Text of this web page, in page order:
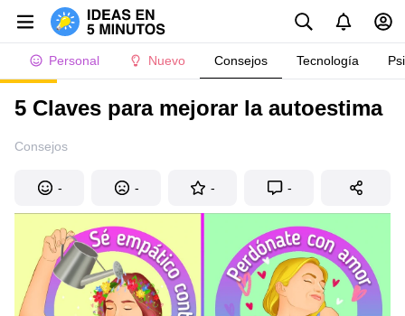
Personal Nuevo Consejos Tecnología
5 Claves para mejorar la autoestima
Consejos
- - - -